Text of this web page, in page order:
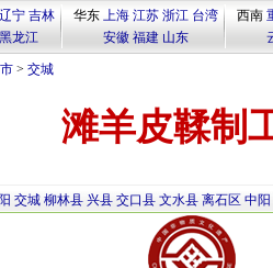
辽宁 吉林
黑龙江
华东 上海 江苏 浙江 台湾
安徽 福建 山东
西南
> 交城
滩羊皮鞣制
交城 柳林县 兴县 交口县 文水县 离石区 中阳